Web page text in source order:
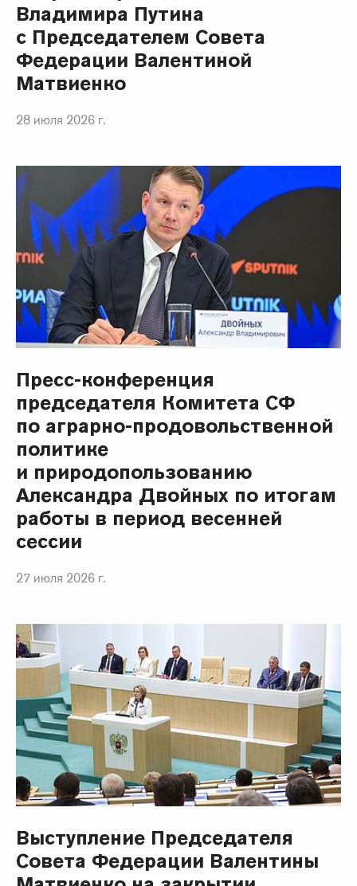
Владимира Путина
с Председателем Совета
Федерации Валентиной
Матвиенко
28 июля 2026 г.
Пресс-конференция
председателя Комитета СФ
по аграрно-продовольственной
политике
и природопользованию
Александра Двойных по итогам
работы в период весенней
сессии
27 июля 2026 г.
Выступление Председателя
Совета Федерации Валентины